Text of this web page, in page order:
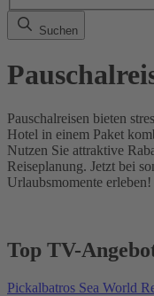
Suchen
Pauschalreisen bieten
Hotel in einem Paket
Nutzen Sie attraktive
Reiseplanung. Jetzt bei
Urlaubsmomente erleben!
Top TV-
Pickalbatros Sea World